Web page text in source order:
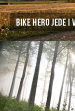
BIKE HERO JEDE I